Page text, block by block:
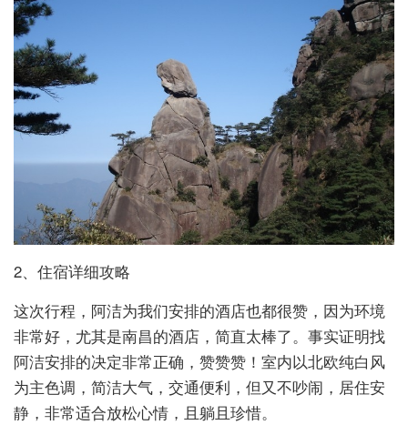
2、住宿详细攻略
这次行程，阿洁为我们安排的酒店也都很赞，因为环境
非常好，尤其是南昌的酒店，简直太棒了。事实证明找
阿洁安排的决定非常正确，赞赞赞！室内以北欧纯白风
为主色调，简洁大气，交通便利，但又不吵闹，居住安
静，非常适合放松心情，且躺且珍惜。